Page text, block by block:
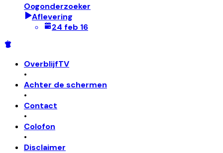
Oogonderzoeker
Aflevering
24 feb 16
OverblijfTV
•
Achter de schermen
•
Contact
•
Colofon
•
Disclaimer